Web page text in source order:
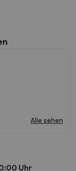
Alle sehen
Uhr